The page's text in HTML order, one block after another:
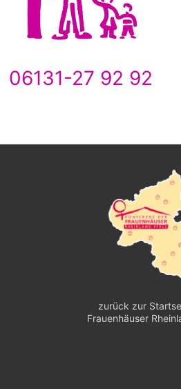
06131-27 92 92
zurück zur
Frauenhäuser